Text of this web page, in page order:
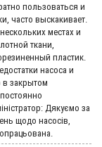
пользоваться и
часто выскакивает.
местах и
ткани,
пластик.
насоса и
в закрытом
Дякуємо за
щодо насосів,